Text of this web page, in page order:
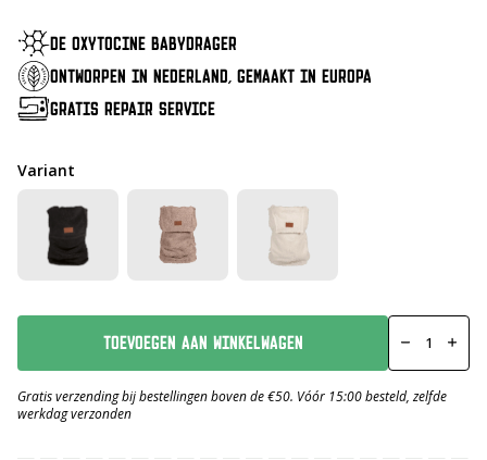
DE OXYTOCINE BABYDRAGER
ONTWORPEN IN NEDERLAND, GEMAAKT IN EUROPA
GRATIS REPAIR SERVICE
Variant
Inlay
Teddy
Black
Melee
aantal
TOEVOEGEN AAN WINKELWAGEN
Gratis verzending bij bestellingen boven de €50. Vóór 15:00 besteld, zelfde
werkdag verzonden